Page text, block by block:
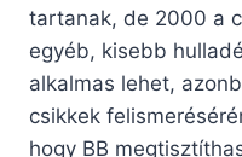
tartanak, de 2000 a
egyéb, kisebb
alkalmas lehet,
csikkek
hogy BB